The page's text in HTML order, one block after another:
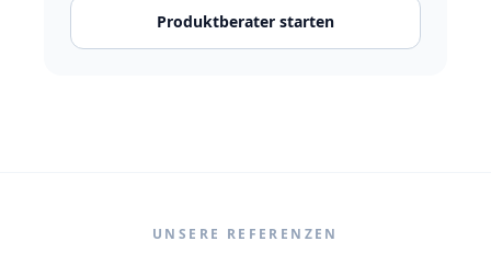
Produktberater starten
UNSERE REFERENZEN